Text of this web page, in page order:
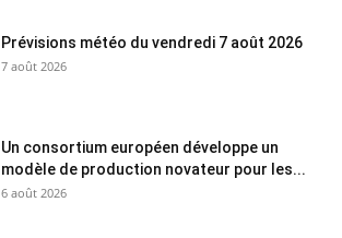
Prévisions météo du vendredi 7 août 2026
7 août 2026
Un consortium européen développe un
modèle de production novateur pour les...
6 août 2026